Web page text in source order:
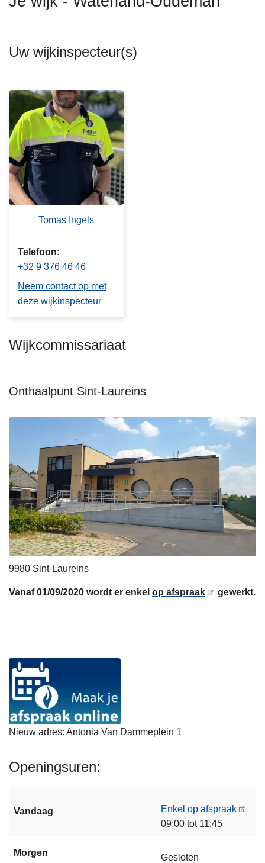
Uw wijkinspecteur(s)
Tomas Ingels
Telefoon
+32 9 376 46 46
Neem contact op met
deze wijkinspecteur
Wijkcommissariaat
Onthaalpunt Sint-Laureins
9980 Sint-Laureins
Vanaf 01/09/2020 wordt er enkel op afspraak gewerkt.
Nieuw adres: Antonia Van Dammeplein 1
Openingsuren
Vandaag
Enkel op afspraak
09:00 tot 11:45
Morgen Gesloten